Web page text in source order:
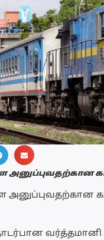
அனுப்புவதற்கான
அனுப்புவதற்கான
வர்த்தமானி